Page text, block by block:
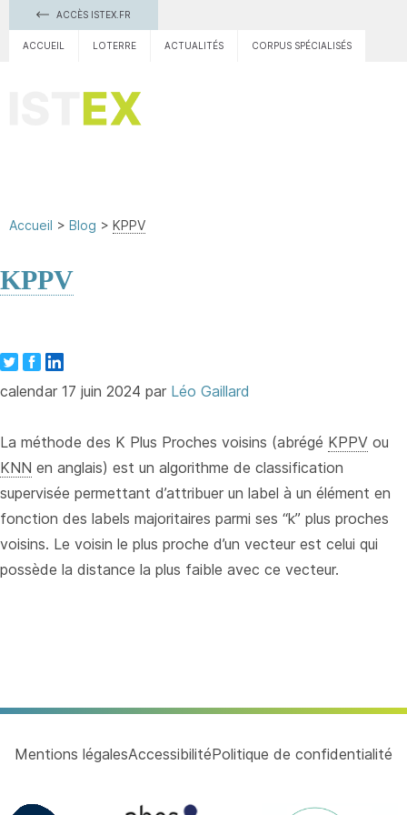
ACCÈS ISTEX.FR
ACCUEIL LOTERRE ACTUALITÉS CORPUS SPÉCIALISÉS
Accueil Blog KPPV
KPPV
Publié
calendar 17 juin 2024 par Léo Gaillard
La méthode des K Plus Proches voisins (abrégé KPPV ou
KNN en anglais) est un algorithme de classification
supervisée permettant d’attribuer un label à un élément en
fonction des labels majoritaires parmi ses “k” plus proches
voisins. Le voisin le plus proche d’un vecteur est celui qui
possède la distance la plus faible avec ce vecteur.
Mentions légalesAccessibilitéPolitique de confidentialité